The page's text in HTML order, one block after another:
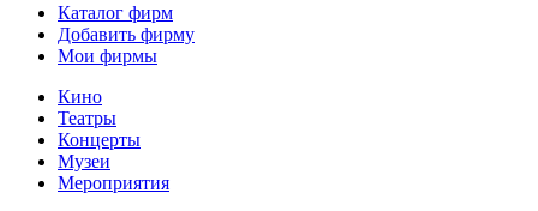
Каталог фирм
Добавить фирму
Мои фирмы
Кино
Театры
Концерты
Музеи
Мероприятия